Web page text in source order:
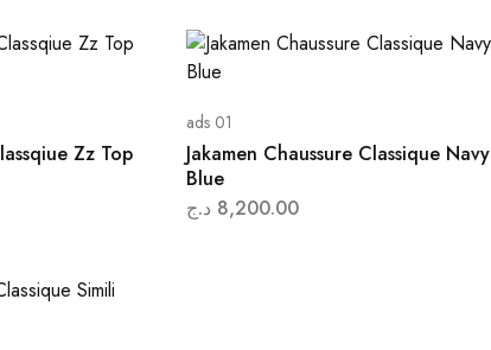
Zz Top
ads 01
Jakamen Chaussure Classique Navy
Blue
8,200.00 د.ج